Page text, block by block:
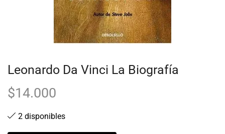
Leonardo Da Vinci La Biografía
$14.000
2 disponibles